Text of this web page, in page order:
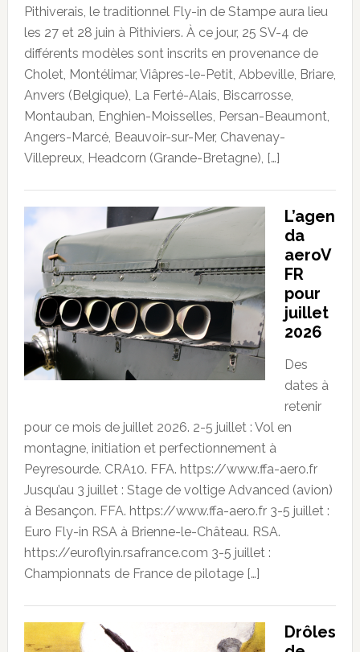
Pithiverais, le traditionnel Fly-in de Stampe aura lieu
les 27 et 28 juin à Pithiviers. À ce jour, 25 SV-4 de
différents modèles sont inscrits en provenance de
Cholet, Montélimar, Viâpres-le-Petit, Abbeville, Briare,
Anvers (Belgique), La Ferté-Alais, Biscarrosse,
Montauban, Enghien-Moisselles, Persan-Beaumont,
Angers-Marcé, Beauvoir-sur-Mer, Chavenay-
Villepreux, Headcorn (Grande-Bretagne), […]
L’agen
da
aeroV
FR
pour
juillet
2026
Des
dates à
retenir
pour ce mois de juillet 2026. 2-5 juillet : Vol en
montagne, initiation et perfectionnement à
Peyresourde. CRA10. FFA. https://www.ffa-aero.fr
Jusqu’au 3 juillet : Stage de voltige Advanced (avion)
à Besançon. FFA. https://www.ffa-aero.fr 3-5 juillet :
Euro Fly-in RSA à Brienne-le-Château. RSA.
https://euroflyin.rsafrance.com 3-5 juillet :
Championnats de France de pilotage […]
Drôles